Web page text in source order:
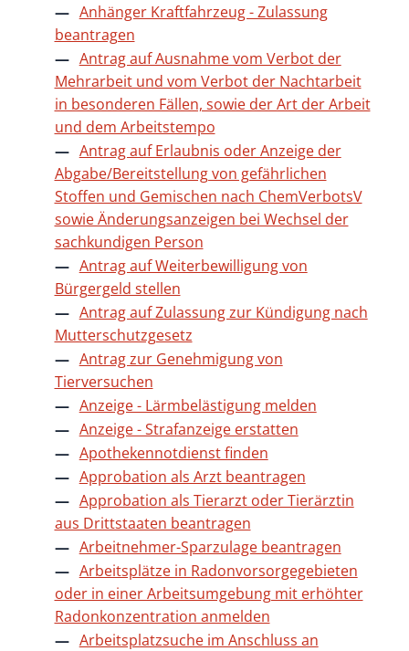
Anhänger Kraftfahrzeug - Zulassung
beantragen
Antrag auf Ausnahme vom Verbot der
Mehrarbeit und vom Verbot der Nachtarbeit
in besonderen Fällen, sowie der Art der Arbeit
und dem Arbeitstempo
Antrag auf Erlaubnis oder Anzeige der
Abgabe/Bereitstellung von gefährlichen
Stoffen und Gemischen nach ChemVerbotsV
sowie Änderungsanzeigen bei Wechsel der
sachkundigen Person
Antrag auf Weiterbewilligung von
Bürgergeld stellen
Antrag auf Zulassung zur Kündigung nach
Mutterschutzgesetz
Antrag zur Genehmigung von
Tierversuchen
Anzeige - Lärmbelästigung melden
Anzeige - Strafanzeige erstatten
Apothekennotdienst finden
Approbation als Arzt beantragen
Approbation als Tierarzt oder Tierärztin
aus Drittstaaten beantragen
Arbeitnehmer-Sparzulage beantragen
Arbeitsplätze in Radonvorsorgegebieten
oder in einer Arbeitsumgebung mit erhöhter
Radonkonzentration anmelden
Arbeitsplatzsuche im Anschluss an